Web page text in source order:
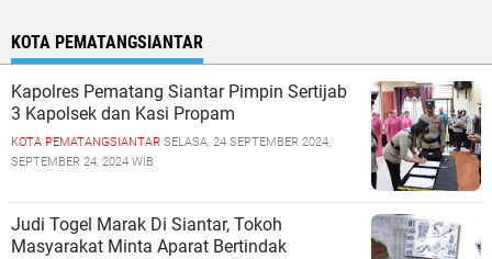
KOTA PEMATANGSIANTAR
Kapolres Pematang Siantar Pimpin Sertijab
3 Kapolsek dan Kasi Propam
KOTA PEMATANGSIANTAR SELASA, 24 SEPTEMBER 2024,
SEPTEMBER 24, 2024 WIB
Judi Togel Marak Di Siantar, Tokoh
Masyarakat Minta Aparat Bertindak